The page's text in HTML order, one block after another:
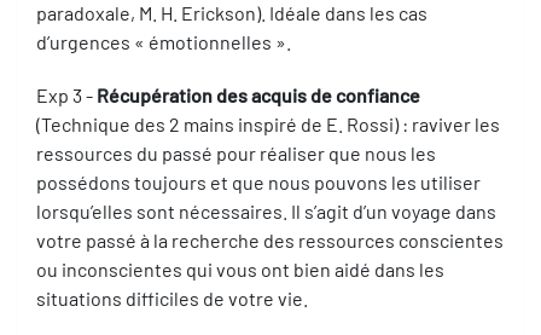
paradoxale, M. H. Erickson). Idéale dans les cas
d’urgences « émotionnelles ».
Exp 3 - Récupération des acquis de confiance
(Technique des 2 mains inspiré de E. Rossi) : raviver les
ressources du passé pour réaliser que nous les
possédons toujours et que nous pouvons les utiliser
lorsqu’elles sont nécessaires. Il s’agit d’un voyage dans
votre passé à la recherche des ressources conscientes
ou inconscientes qui vous ont bien aidé dans les
situations difficiles de votre vie.